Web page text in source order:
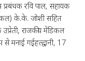
प्रबंधक रवि पाल, सहायक
के.के. जोशी सहित
राजकीय मेडिकल
मनाई गईहल्द्वानी, 17